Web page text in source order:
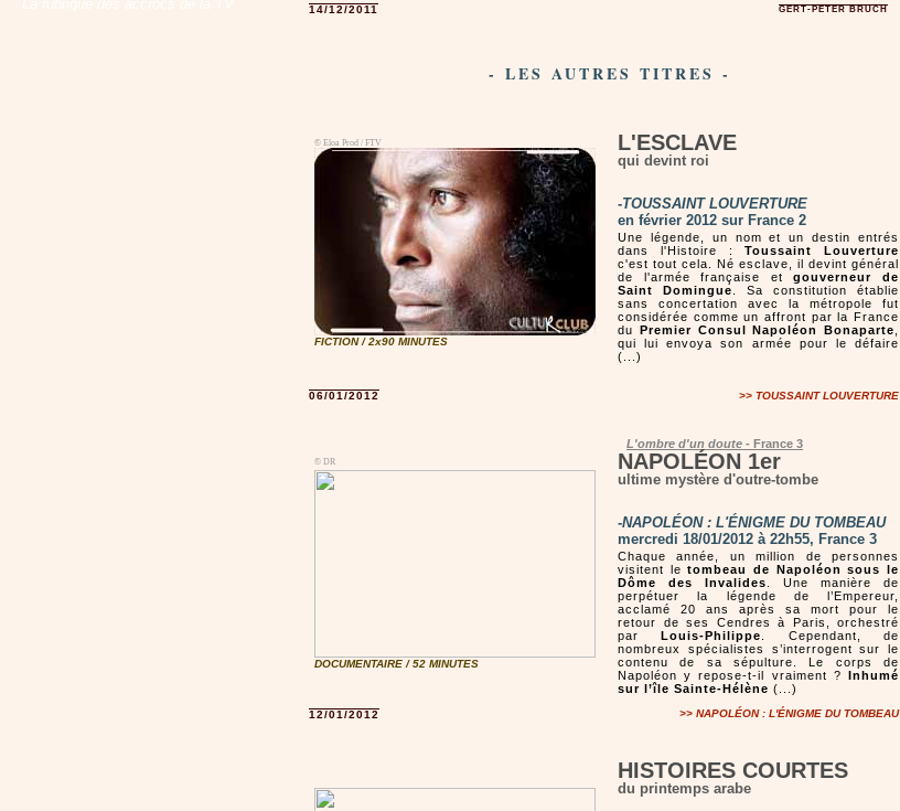
14/12/2011 GERT-PETER BRUCH
- LES AUTRES TITRES -
© Eloa Prod / FTV
FICTION / 2x90 MINUTES
L'ESCLAVE
qui devint roi
-TOUSSAINT LOUVERTURE
en février 2012 sur France 2
Une légende, un nom et un destin entrés
dans l'Histoire :Toussaint Louverture
c'est tout cela. Né esclave, il devint général
de l'armée française etgouverneur de
Saint Domingue . Sa constitution établie
sans concertation avec la métropole fut
considérée comme un affront par la France
du Premier Consul Napoléon Bonaparte
qui lui envoya son armée pour le défaire
(...)
06/01/2012 >> TOUSSAINT LOUVERTURE
© DR
DOCUMENTAIRE / 52 MINUTES
L'ombre d'un doute - France 3
NAPOLÉON 1er
ultime mystère d'outre-tombe
-NAPOLÉON : L'ÉNIGME DU TOMBEAU
mercredi 18/01/2012 à 22h55, France 3
Chaque année, un million de personnes
visitent letombeau de Napoléon sous le
Dôme des Invalides . Une manière de
perpétuer la légende de l’Empereur,
acclamé 20 ans après sa mort pour le
retour de ses Cendres à Paris, orchestré
parLouis-Philippe
. Cependant, de
nombreux spécialistes s’interrogent sur le
contenu de sa sépulture. Le corps de
Napoléon y repose-t-il vraiment ? Inhumé
sur l’île Sainte-Hélène (...)
12/01/2012 >> NAPOLÉON : L'ÉNIGME DU TOMBEAU
HISTOIRES COURTES
du printemps arabe